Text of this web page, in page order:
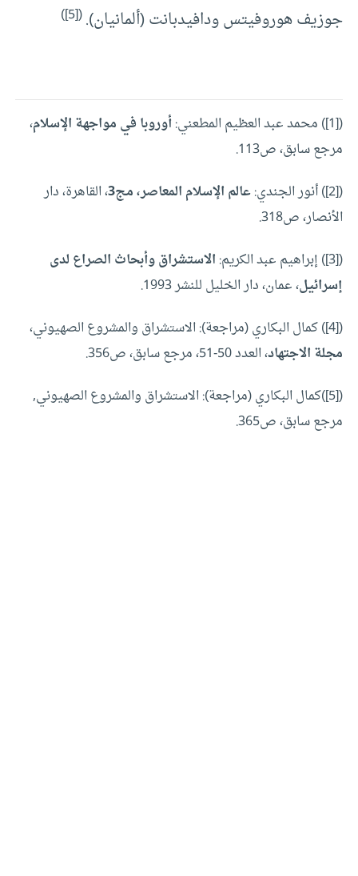
جوزيف هوروفيتس ودافيدبانت (ألمانيان).(
[5]
)
([1]) محمد عبد العظيم المطعني: أوروبا في مواجهة الإسلام،
مرجع سابق، ص113.
([2]) أنور الجندي:
عالم الإسلام المعاصر، مج3 ، القاهرة، دار
الأنصار، ص318.
([3]) إبراهيم عبد الكريم:
الاستشراق وأبحاث الصراع لدى
إسرائيل، عمان، دار الخليل للنشر 1993.
([4]) كمال البكاري (مراجعة): الاستشراق والمشروع الصهيوني،
مجلة الاجتهاد، العدد 50-51، مرجع سابق، ص356.
([5])كمال البكاري (مراجعة): الاستشراق والمشروع الصهيوني,
مرجع سابق، ص365.